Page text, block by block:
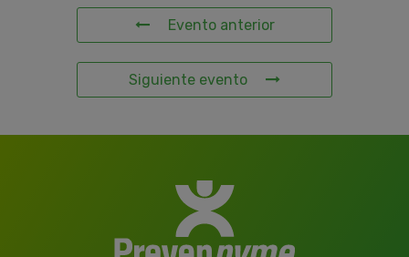
Evento anterior
Siguiente evento